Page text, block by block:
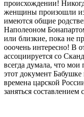
происхождении!
женщины произошли
имеются общие
Наполеоном
или близкие, пока не
ооочень интересно! В
ассоциируется со
всегда думала, что
этот документ
времена царской
заняться